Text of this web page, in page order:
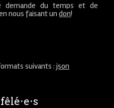
demande du temps et de
nous faisant undon!
suivants :json